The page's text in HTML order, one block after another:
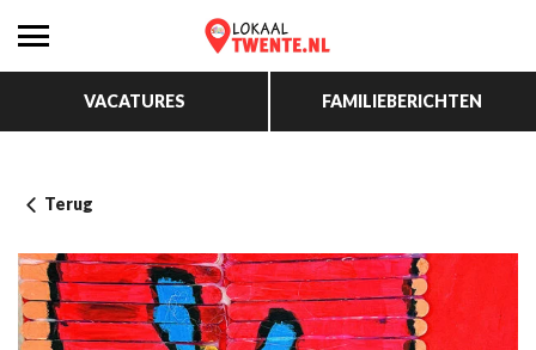
VACATURES FAMILIEBERICHTEN
Terug